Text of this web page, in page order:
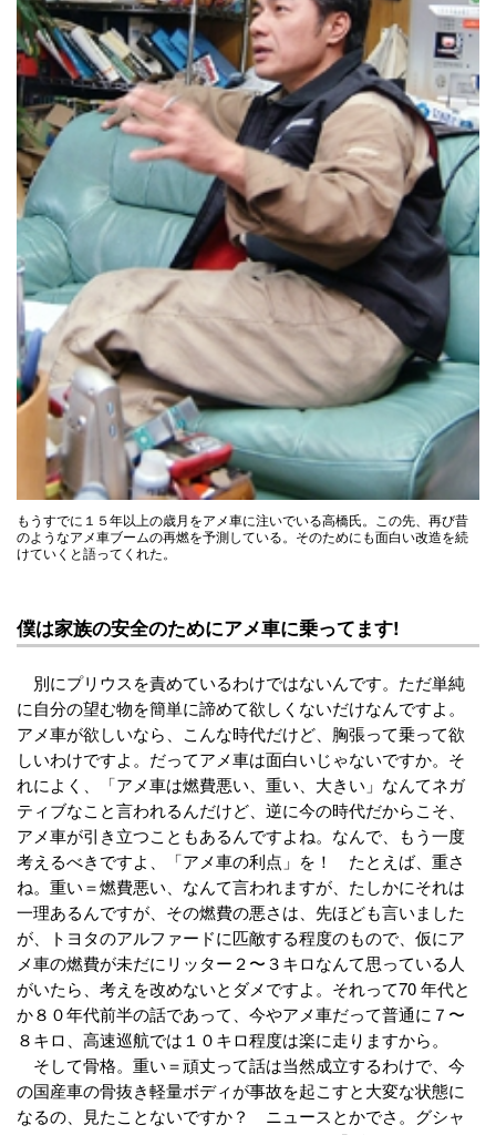
もうすでに１５年以上の歳月をアメ車に注いでいる高橋氏。この先、再び昔
のようなアメ車ブームの再燃を予測している。そのためにも面白い改造を続
けていくと語ってくれた。
僕は家族の安全のためにアメ車に乗ってます!
別にプリウスを責めているわけではないんです。ただ単純
に自分の望む物を簡単に諦めて欲しくないだけなんですよ。
アメ車が欲しいなら、こんな時代だけど、胸張って乗って欲
しいわけですよ。だってアメ車は面白いじゃないですか。そ
れによく、「アメ車は燃費悪い、重い、大きい」なんてネガ
ティブなこと言われるんだけど、逆に今の時代だからこそ、
アメ車が引き立つこともあるんですよね。なんで、もう一度
考えるべきですよ、「アメ車の利点」を！ たとえば、重さ
ね。重い＝燃費悪い、なんて言われますが、たしかにそれは
一理あるんですが、その燃費の悪さは、先ほども言いました
が、トヨタのアルファードに匹敵する程度のもので、仮にア
メ車の燃費が未だにリッター２〜３キロなんて思っている人
がいたら、考えを改めないとダメですよ。それって70 年代と
か８０年代前半の話であって、今やアメ車だって普通に７〜
８キロ、高速巡航では１０キロ程度は楽に走りますから。
そして骨格。重い＝頑丈って話は当然成立するわけで、今
の国産車の骨抜き軽量ボディが事故を起こすと大変な状態に
なるの、見たことないですか？ ニュースとかでさ。グシャ